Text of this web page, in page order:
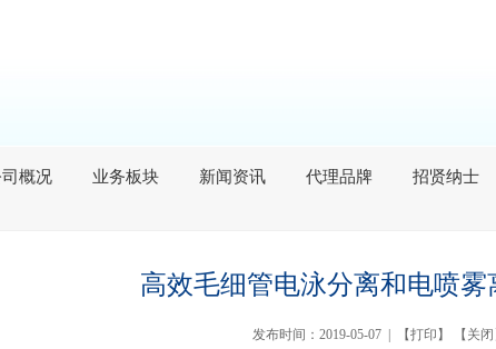
概况 业务板块 新闻资讯 代理品牌 招贤纳士
高效毛细管电泳分离和电喷雾
发布时间：2019-05-07 | 【打印 】 【 关闭